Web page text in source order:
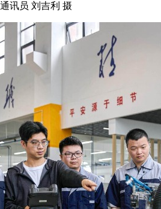
讯员 刘吉利 摄